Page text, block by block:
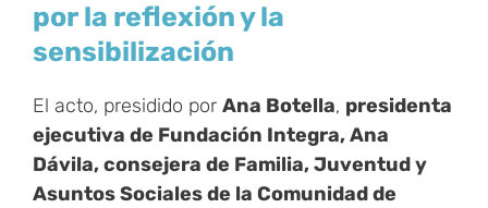
por la reflexión y la
sensibilización
El acto, presidido por Ana Botella, presidenta
ejecutiva de Fundación Integra, Ana
Dávila, consejera de Familia, Juventud y
Asuntos Sociales de la Comunidad de